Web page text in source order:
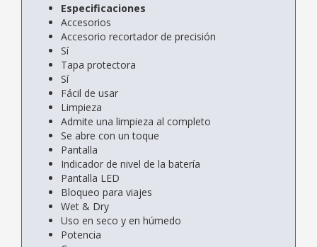
Especificaciones
Accesorios
Accesorio recortador de precisión
Sí
Tapa protectora
Sí
Fácil de usar
Limpieza
Admite una limpieza al completo
Se abre con un toque
Pantalla
Indicador de nivel de la batería
Pantalla LED
Bloqueo para viajes
Wet & Dry
Uso en seco y en húmedo
Potencia